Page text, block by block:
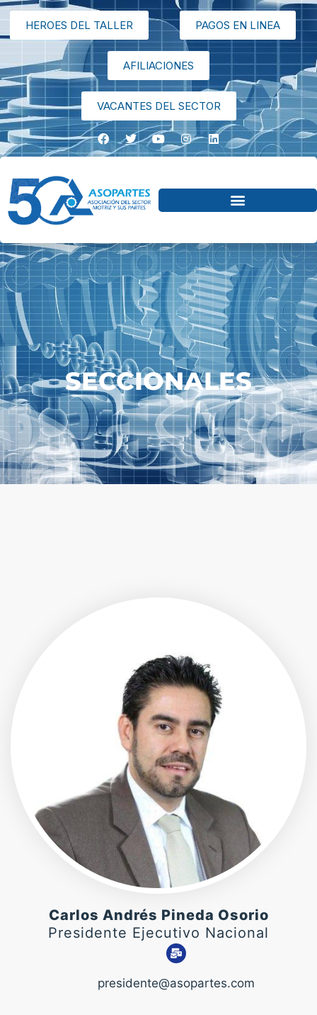
HEROES DEL TALLER PAGOS EN LINEA
AFILIACIONES
VACANTES DEL SECTOR
SECCIONALES
Carlos Andrés Pineda Osorio
Presidente Ejecutivo Nacional
presidente@asopartes.com